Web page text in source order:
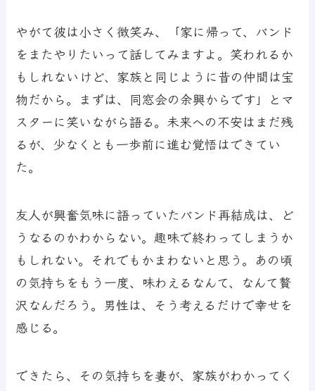
やがて彼は小さく微笑み、「家に帰って、バンド
をまたやりたいって話してみますよ。笑われるか
もしれないけど、家族と同じように昔の仲間は宝
物だから。まずは、同窓会の余興からです」とマ
スターに笑いながら語る。未来への不安はまだ残
るが、少なくとも一歩前に進む覚悟はできてい
た。
友人が興奮気味に語っていたバンド再結成は、ど
うなるのかわからない。趣味で終わってしまうか
もしれない。それでもかまわないと思う。あの頃
の気持ちをもう一度、味わえるなんて、なんて贅
沢なんだろう。男性は、そう考えるだけで幸せを
感じる。
できたら、その気持ちを妻が、家族がわかってく